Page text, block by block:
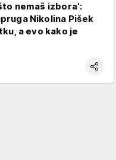
nemaš izbora':
Nikolina Pišek
a evo kako je